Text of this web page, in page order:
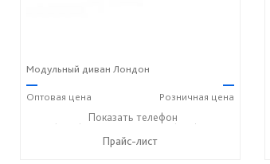
Модульный диван Лондон
—
Оптовая цена
—
Розничная цена
+7 (3812) 90-27-89 ☎+7 (800) 600-72-93
Показать телефон
Прайс-лист